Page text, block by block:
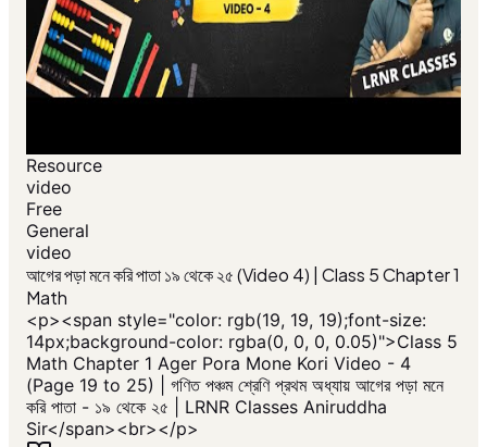
Resource
video
Free
General
video
আগের পড়া মনে করি পাতা ১৯ থেকে ২৫ (Video 4) | Class 5 Chapter 1
Math
<p>​<span style="color: rgb(19, 19, 19);font-size:
14px;background-color: rgba(0, 0, 0, 0.05)">Class 5
Math Chapter 1 Ager Pora Mone Kori Video - 4
(Page 19 to 25) | গণিত পঞ্চম শ্রেণি প্রথম অধ্যায় আগের পড়া মনে
করি পাতা - ১৯ থেকে ২৫ | LRNR Classes Aniruddha
Sir</span>​<br></p>